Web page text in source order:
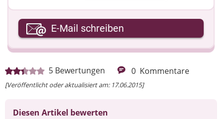
5 Bewertungen 0 Kommentare
[Veröffentlicht oder aktualisiert am: 17.06.2015]
Diesen Artikel bewerten
Ihre E-Mail-Adresse
Ihre Nachricht
E-Mail schreiben